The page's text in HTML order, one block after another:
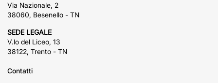
Via Nazionale, 2
38060, Besenello - TN
SEDE LEGALE
V.lo del Liceo, 13
38122, Trento - TN
Contatti